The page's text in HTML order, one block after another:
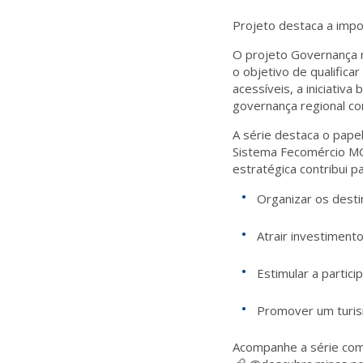
Projeto destaca a
O projeto Governança
o objetivo de
acessíveis, a iniciativa
governança regional
A série destaca o
Sistema Fecomércio
estratégica contribui
Organizar os
Atrair
Estimular a
Promover um
Acompanhe a série